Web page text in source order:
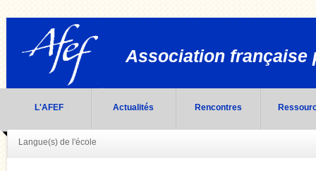
Association française
L'AFEF Actualités Rencontres
Langue(s) de l'école